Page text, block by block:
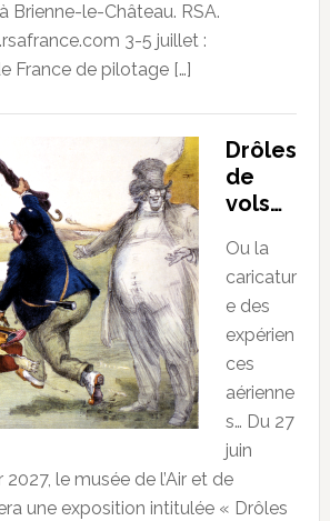
Brienne-le-Château. RSA.
3-5 juillet :
France de pilotage […]
Drôles
de
vols…
Ou la
caricatur
e des
expérien
ces
aérienne
s… Du 27
juin
le musée de l’Air et de
une exposition intitulée « Drôles